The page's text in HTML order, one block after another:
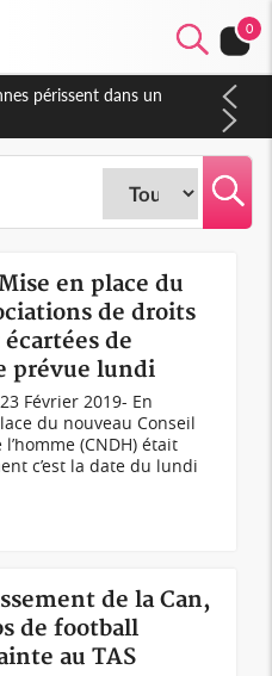
0
périssent dans un
en place du
de droits
de
prévue lundi
Février 2019- En
du nouveau Conseil
(CNDH) était
c’est la date du lundi
de la Can,
de football
au TAS